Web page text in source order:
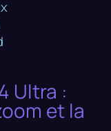
Ultra :
et la